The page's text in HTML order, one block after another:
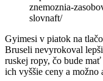
znemoznia-
slovnaft/
Gyimesi v piatok na
Bruseli nevyrokoval
ruskej ropy, čo bude
ich vyššie ceny a možno